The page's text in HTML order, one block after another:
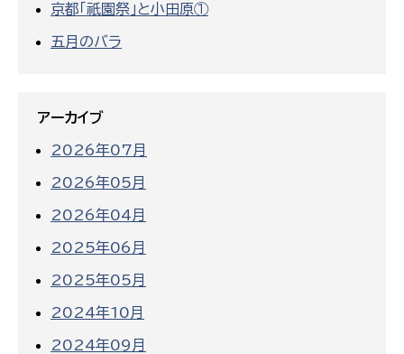
京都「祇園祭」と小田原①
五月のバラ
アーカイブ
2026年07月
2026年05月
2026年04月
2025年06月
2025年05月
2024年10月
2024年09月